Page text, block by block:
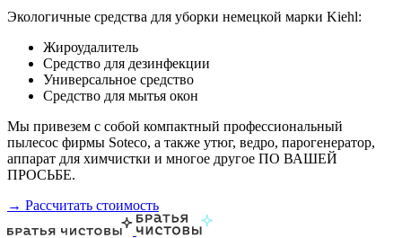
Экологичные средства для уборки немецкой марки Kiehl:
Жироудалитель
Средство для дезинфекции
Универсальное средство
Средство для мытья окон
Мы привезем с собой компактный профессиональный
пылесос фирмы Soteco, а также утюг, ведро, парогенератор,
аппарат для химчистки и многое другое ПО ВАШЕЙ
ПРОСЬБЕ.
→ Рассчитать стоимость